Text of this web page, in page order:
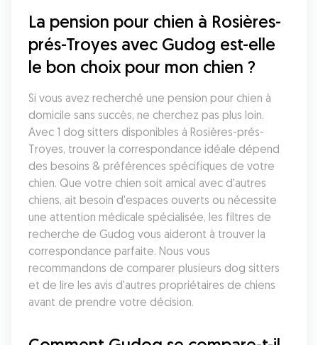
La pension pour chien à Rosières-
prés-Troyes avec Gudog est-elle
le bon choix pour mon chien ?
Si vous avez recherché une pension pour chien à
domicile sans succès, ne cherchez pas plus loin.
Avec 1 dog sitters disponibles à Rosières-prés-
Troyes, trouver la correspondance idéale dépend
des besoins & préférences spécifiques de votre
chien. Que votre chien soit amical avec d'autres
chiens, ait besoin d'espaces ouverts ou nécessite
une attention médicale spécialisée, les filtres de
recherche de Gudog vous aideront à trouver la
correspondance parfaite. Nous vous
recommandons de comparer plusieurs dog sitters
et de lire les avis d'autres propriétaires de chiens
avant de prendre votre décision.